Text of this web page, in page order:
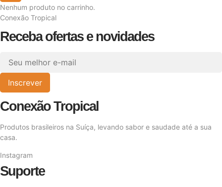
Nenhum produto no carrinho.
Conexão Tropical
Receba ofertas e novidades
Inscrever
Conexão Tropical
Produtos brasileiros na Suíça, levando sabor e saudade até a sua
casa.
Instagram
Suporte